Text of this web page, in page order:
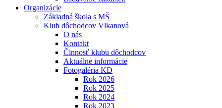
Organizácie
Základná škola s MŠ
Klub dôchodcov Vlkanová
O nás
Kontakt
Činnosť klubu dôchodcov
Aktuálne informácie
Fotogaléria KD
Rok 2026
Rok 2025
Rok 2024
Rok 2023